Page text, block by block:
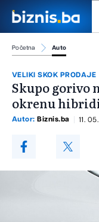
Početna Auto
VELIKI SKOK PRODAJE
Skupo gorivo
okrenu
Autor: Biznis.ba 11.